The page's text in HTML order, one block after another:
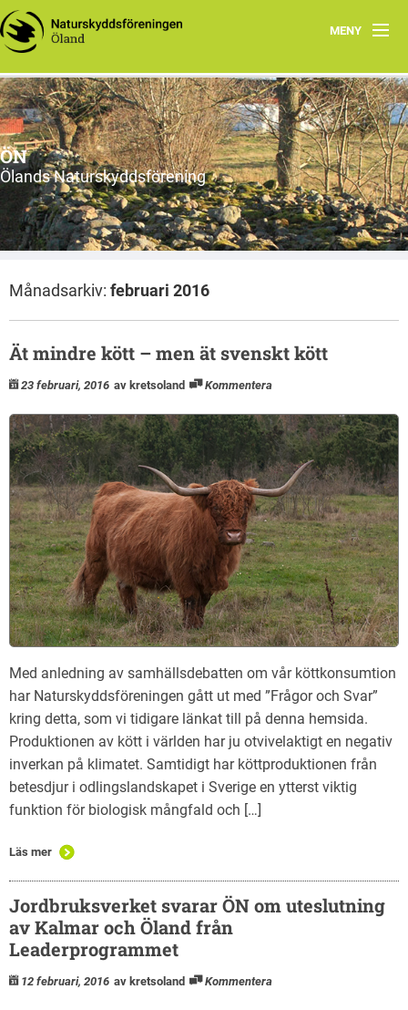
MENY
Hem
Om ÖN
Aktiviteter
ÖN tycker
Natur- och miljöorganisationer på Öland
ÖN
Ölands Naturskyddsförening
Månadsarkiv: februari 2016
Ät mindre kött – men ät svenskt kött
23 februari, 2016 av kretsoland Kommentera
Med anledning av samhällsdebatten om vår köttkonsumtion
har Naturskyddsföreningen gått ut med ”Frågor och Svar”
kring detta, som vi tidigare länkat till på denna hemsida.
Produktionen av kött i världen har ju otvivelaktigt en negativ
inverkan på klimatet. Samtidigt har köttproduktionen från
betesdjur i odlingslandskapet i Sverige en ytterst viktig
funktion för biologisk mångfald och […]
Läs mer
Jordbruksverket svarar ÖN om uteslutning
av Kalmar och Öland från
Leaderprogrammet
12 februari, 2016 av kretsoland Kommentera